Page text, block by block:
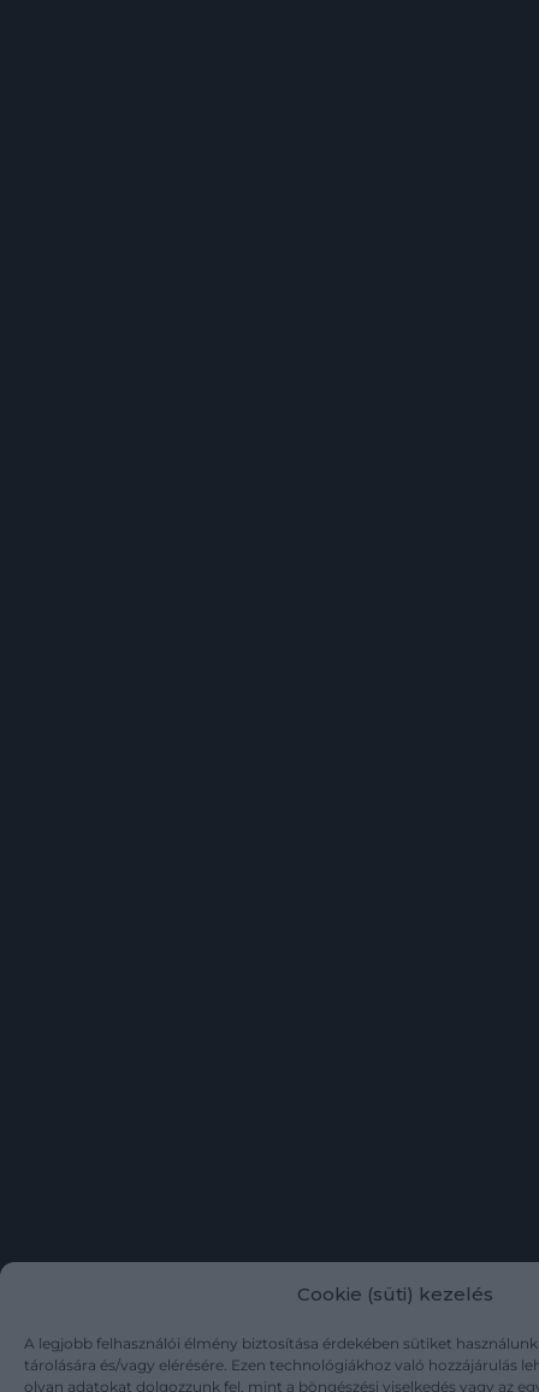
Cookie (süti) kezelés
A legjobb felhasználói élmény biztosítása érdekében sütiket
tárolására és/vagy elérésére. Ezen technológiákhoz való hozzájárulás
olyan adatokat dolgozzunk fel, mint a böngészési viselkedés vagy az